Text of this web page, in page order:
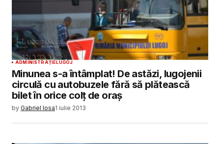
ADMINISTRAȚIELUGOJ
Minunea s-a întâmplat! De astăzi, lugojenii
circulă cu autobuzele fără să plătească
bilet în orice colț de oraș
by Gabriel Iosa1 iulie 2013